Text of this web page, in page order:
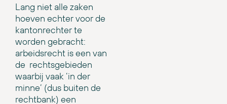
Lang niet alle zaken
hoeven echter voor de
kantonrechter te
worden gebracht:
arbeidsrecht is een van
de rechtsgebieden
waarbij vaak ‘in der
minne’ (dus buiten de
rechtbank) een